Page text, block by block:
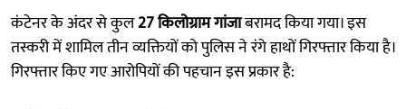
कंटेनर के अंदर से कुल27 किलोग्राम गांजाबरामद किया गया। इस
तस्करी में शामिल तीन व्यक्तियों को पुलिस ने रंगे हाथों गिरफ्तार किया है।
गिरफ्तार किए गए आरोपियों की पहचान इस प्रकार है: